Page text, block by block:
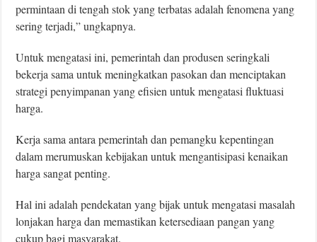
permintaan di tengah stok yang terbatas adalah fenomena yang
sering terjadi,” ungkapnya.
Untuk mengatasi ini, pemerintah dan produsen seringkali
bekerja sama untuk meningkatkan pasokan dan menciptakan
strategi penyimpanan yang efisien untuk mengatasi fluktuasi
harga.
Kerja sama antara pemerintah dan pemangku kepentingan
dalam merumuskan kebijakan untuk mengantisipasi kenaikan
harga sangat penting.
Hal ini adalah pendekatan yang bijak untuk mengatasi masalah
lonjakan harga dan memastikan ketersediaan pangan yang
cukup bagi masyarakat.